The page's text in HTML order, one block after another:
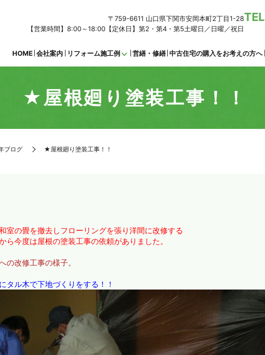
HOME 会社案内 リフォーム施工例 営繕・修繕 中古住宅の購入をお考えの方へ
〒759-6611 山口県下関市安岡本町2丁目1-28
【営業時間】8:00～18:00【定休日】第2・第4・第5土曜日／日曜／祝日
TEL
★屋根廻り塗装工事！！
ブログ ★屋根廻り塗装工事！！
室の畳を撤去しフローリングを張り洋間に改修する
ら今度は屋根の塗装工事の依頼がありました。
の改修工事の様子。
タル木で下地づくりをする！！